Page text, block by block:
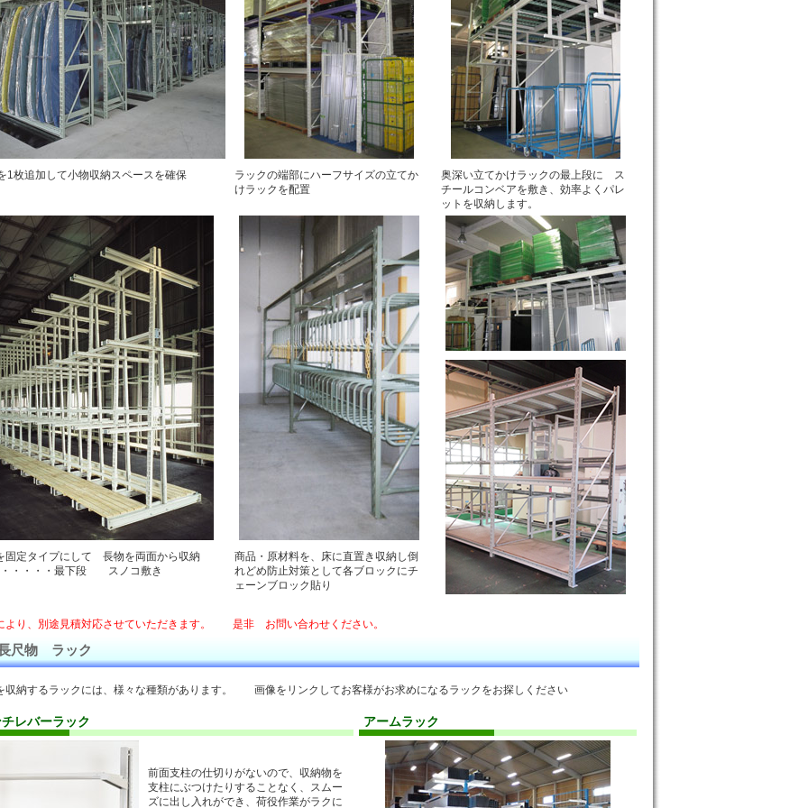
1枚追加して小物収納スペースを確保
ラックの端部にハーフサイズの立てか
けラックを配置
奥深い立てかけラックの最上段に ス
チールコンベアを敷き、効率よくパレ
ットを収納します。
固定タイプにして 長物を両面から収納
・・・・・最下段 スノコ敷き
商品・原材料を、床に直置き収納し倒
れどめ防止対策として各ブロックにチ
ェーンブロック貼り
より、別途見積対応させていただきます。 是非 お問い合わせください。
尺物 ラック
収納するラックには、様々な種類があります。 画像をリンクしてお客様がお求めになるラックをお探しください
レバーラック
前面支柱の仕切りがないので、収納物を
支柱にぶつけたりすることなく、スムー
ズに出し入れができ、荷役作業がラクに
アームラック